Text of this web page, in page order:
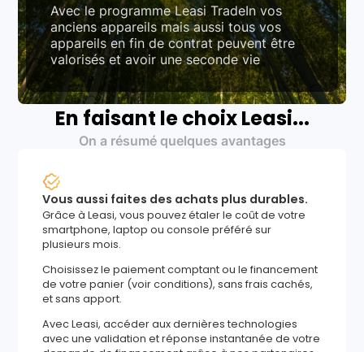
Avec le programme Leasi TradeIn vos
anciens appareils mais aussi tous vos
appareils en fin de contrat peuvent être
valorisés et avoir une seconde vie
En faisant le choix Leasi...
On a résumé quelques avantages
Vous aussi faites des achats plus durables.
Grâce à Leasi, vous pouvez étaler le coût de votre
smartphone, laptop ou console préféré sur
plusieurs mois.
Choisissez le paiement comptant ou le financement
de votre panier (voir conditions), sans frais cachés,
et sans apport.
Avec Leasi, accéder aux dernières technologies
avec une validation et réponse instantanée de votre